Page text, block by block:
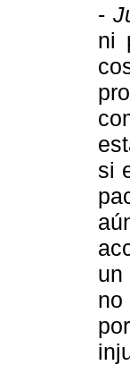
-
ni
si
un
no